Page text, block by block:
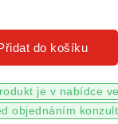
do košíku
je v nabídce
objednáním